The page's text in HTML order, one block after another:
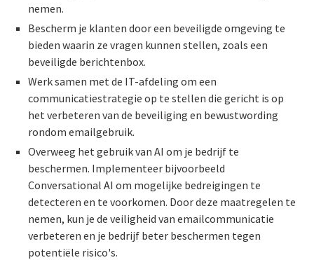
nemen.
Bescherm je klanten door een beveiligde omgeving te
bieden waarin ze vragen kunnen stellen, zoals een
beveiligde berichtenbox.
Werk samen met de IT-afdeling om een
communicatiestrategie op te stellen die gericht is op
het verbeteren van de beveiliging en bewustwording
rondom emailgebruik.
Overweeg het gebruik van AI om je bedrijf te
beschermen. Implementeer bijvoorbeeld
Conversational AI om mogelijke bedreigingen te
detecteren en te voorkomen. Door deze maatregelen te
nemen, kun je de veiligheid van emailcommunicatie
verbeteren en je bedrijf beter beschermen tegen
potentiële risico's.